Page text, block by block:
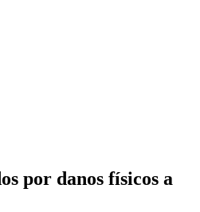
por danos físicos a